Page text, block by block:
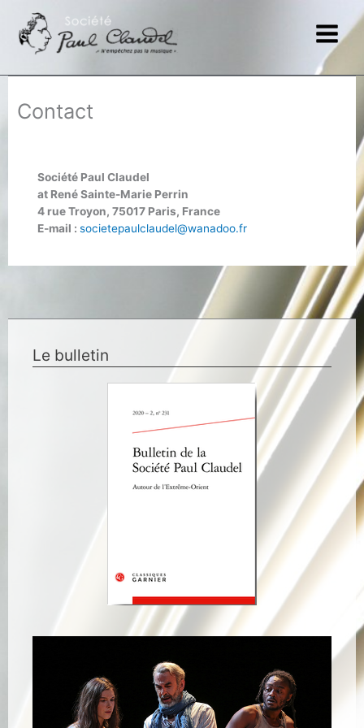
content
Contact
Société Paul Claudel
at René Sainte-Marie Perrin
4 rue Troyon, 75017 Paris, France
E-mail : societepaulclaudel@wanadoo.fr
Le bulletin